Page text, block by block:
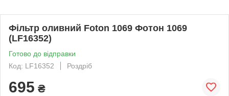
Фільтр оливний Foton 1069 Фотон 1069
(LF16352)
Готово до відправки
Код: LF16352
Роздріб
695 ₴